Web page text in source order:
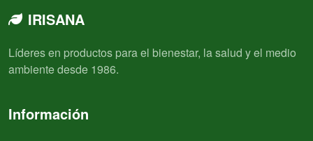
IRISANA
Líderes en productos para el bienestar, la salud y el medio
ambiente desde 1986.
Información